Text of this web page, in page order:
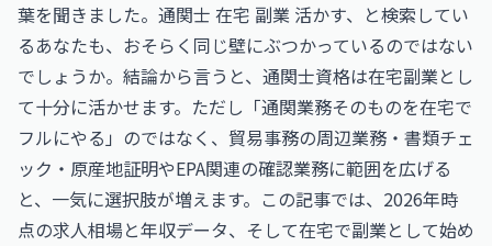
葉を聞きました。通関士 在宅 副業 活かす、と検索してい
るあなたも、おそらく同じ壁にぶつかっているのではない
でしょうか。結論から言うと、通関士資格は在宅副業とし
て十分に活かせます。ただし「通関業務そのものを在宅で
フルにやる」のではなく、貿易事務の周辺業務・書類チェ
ック・原産地証明やEPA関連の確認業務に範囲を広げる
と、一気に選択肢が増えます。この記事では、2026年時
点の求人相場と年収データ、そして在宅で副業として始め